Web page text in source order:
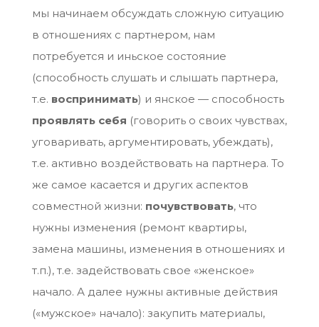
мы начинаем обсуждать сложную ситуацию
в отношениях с партнером, нам
потребуется и иньское состояние
(способность слушать и слышать партнера,
т.е. воспринимать) и янское — способность
проявлять себя (говорить о своих чувствах,
уговаривать, аргументировать, убеждать),
т.е. активно воздействовать на партнера. То
же самое касается и других аспектов
совместной жизни: почувствовать, что
нужны изменения (ремонт квартиры,
замена машины, изменения в отношениях и
т.п.), т.е. задействовать свое «женское»
начало. А далее нужны активные действия
(«мужское» начало): закупить материалы,